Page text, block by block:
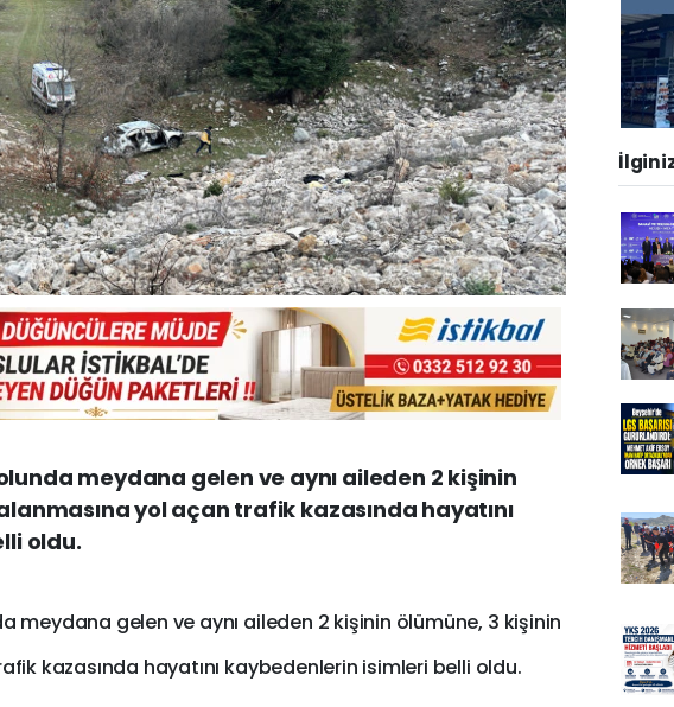
meydana gelen ve aynı aileden 2 kişinin
yol açan trafik kazasında hayatını
oldu.
meydana gelen ve aynı aileden 2 kişinin ölümüne, 3 kişinin
kazasında hayatını kaybedenlerin isimleri belli oldu.